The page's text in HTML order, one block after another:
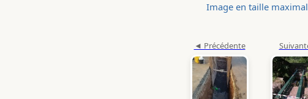
Image en taille